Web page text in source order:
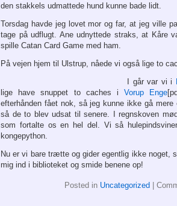
den stakkels udmattede hund kunne bade lidt.
Torsdag havde jeg lovet mor og far, at jeg ville
tage på udflugt. Ane udnyttede straks, at Kåre
spille Catan Card Game med ham.
På vejen hjem til Ulstrup, nåede vi også lige to
I går var vi i
lige have snuppet to caches iVorup Enge
efterhånden fået nok, så jeg kunne ikke gå mere
så de to blev udsat til senere. I regnskoven
som fortalte os en hel del. Vi så
kongepython.
Nu er vi bare trætte og gider egentlig ikke noget,
mig ind i biblioteket og smide benene op!
Posted in Uncategorized